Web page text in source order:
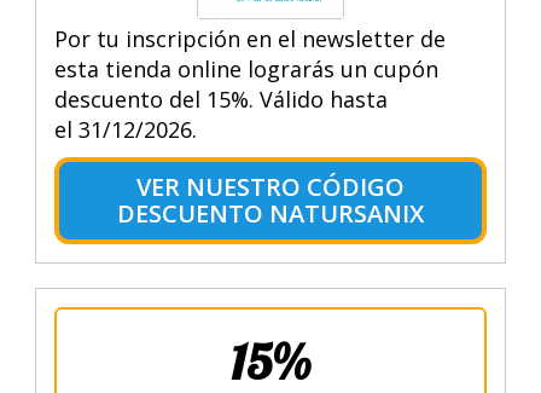
Por tu inscripción en el newsletter de
esta tienda online lograrás un cupón
descuento del 15%. Válido hasta
el 31/12/2026.
VER NUESTRO CÓDIGO
DESCUENTO NATURSANIX
15%